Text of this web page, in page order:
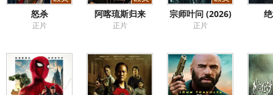
怒杀
正片
阿喀琉斯归来
正片
宗师叶问 (2026)
正片